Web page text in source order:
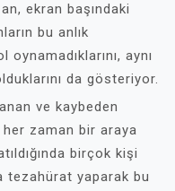
ekran başındaki
bu anlık
aynı
da gösteriyor.
ve kaybeden
zaman bir araya
birçok kişi
tezahürat yaparak bu